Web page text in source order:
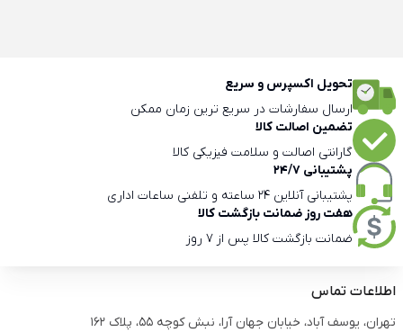
تحویل اکسپرس و سریع
ارسال سفارشات در سریع ترین زمان ممکن
تضمین اصالت کالا
گارانتی اصالت و سلامت فیزیکی کالا
پشتیبانی 24/7
پشتیبانی آنلاین 24 ساعته و تلفنی ساعات اداری
هفت روز ضمانت بازگشت کالا
ضمانت بازگشت کالا پس از 7 روز
اطلاعات تماس
تهران، یوسف آباد، خیابان جهان آرا، نبش کوچه 55، پلاک 162